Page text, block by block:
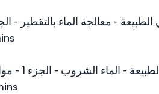
- معالجة الماء بالتقطير - الجزء 2 - تمرين
الشروب - الجزء 1 - مواصفات الماء الشروب